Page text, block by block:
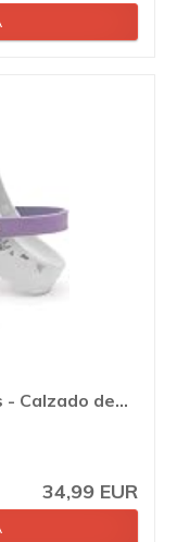
Calzado de...
34,99 EUR